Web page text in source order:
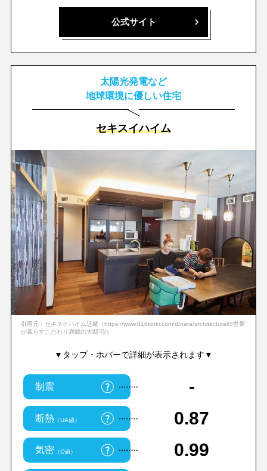
公式サイト
太陽光発電など
地球環境に優しい住宅
セキスイハイム
引用元：セキスイハイム近畿（https://www.816kinki.com/d/nara/architectural/3世帯
が暮らすこだわり満載の大邸宅/）
▼タップ・ホバーで詳細が表示されます▼
制震 -
断熱（UA値） 0.87
気密（C値） 0.99